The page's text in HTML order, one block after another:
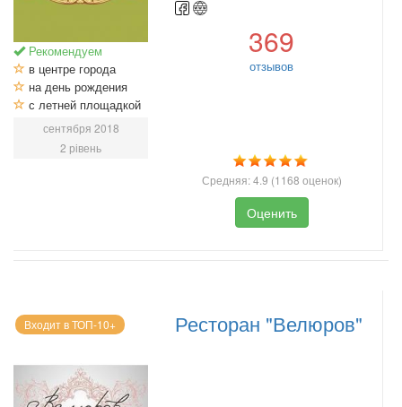
Рекомендуем
в центре города
на день рождения
с летней площадкой
сентября 2018
2 рівень
369
отзывов
Средняя:4.9 (1168 оценок)
Оценить
Входит в ТОП-10+ Ресторан "Велюров"